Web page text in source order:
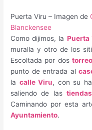
Puerta Viru – Imagen de
Blanckensee
Como dijimos, la Puerta
muralla y otro de los
Escoltada por dos
punto de entrada al
la calle Viru, con su
saliendo de las
Caminando por esta
Ayuntamiento.